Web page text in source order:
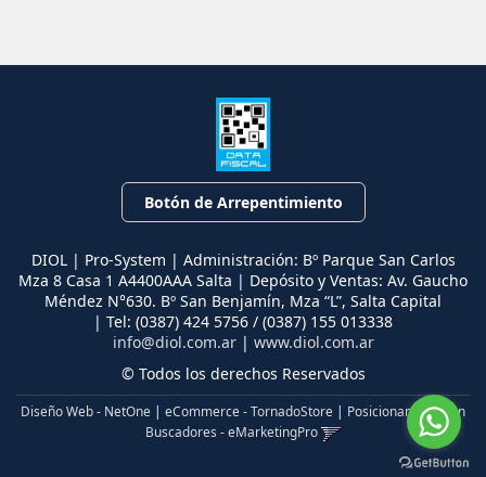
Botón de Arrepentimiento
DIOL | Pro-System | Administración: Bº Parque San Carlos
Mza 8 Casa 1 A4400AAA Salta | Depósito y Ventas: Av. Gaucho
Méndez N°630. Bº San Benjamín, Mza “L”, Salta Capital
| Tel: (0387) 424 5756 / (0387) 155 013338
info@diol.com.ar| www.diol.com.ar
© Todos los derechos Reservados
Diseño Web - NetOne | eCommerce - TornadoStore | Posicionamiento en
Buscadores - eMarketingPro